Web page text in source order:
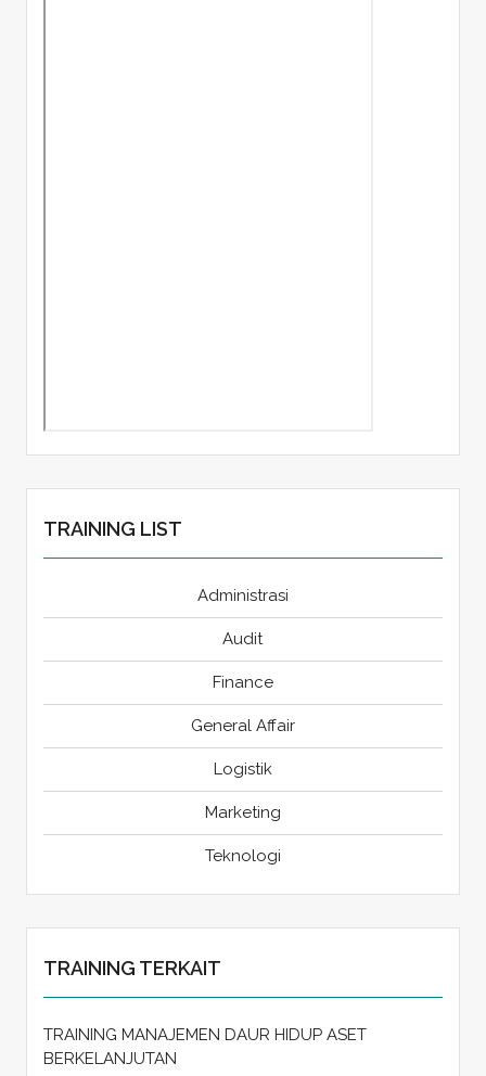
TRAINING LIST
Administrasi
Audit
Finance
General Affair
Logistik
Marketing
Teknologi
TRAINING TERKAIT
TRAINING MANAJEMEN DAUR HIDUP ASET
BERKELANJUTAN